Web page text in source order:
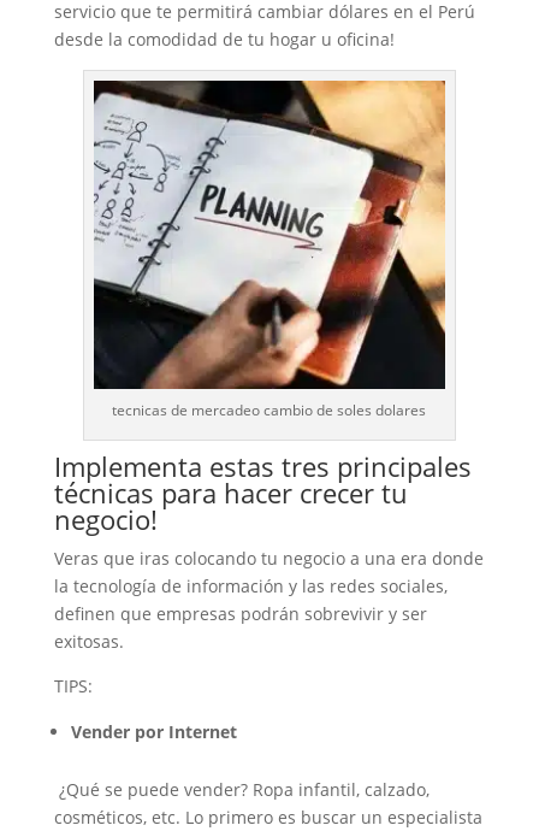
servicio que te permitirá cambiar dólares en el Perú
desde la comodidad de tu hogar u oficina!
tecnicas de mercadeo cambio de soles dolares
Implementa estas tres principales
técnicas para hacer crecer tu
negocio!
Veras que iras colocando tu negocio a una era donde
la tecnología de información y las redes sociales,
definen que empresas podrán sobrevivir y ser
exitosas.
TIPS:
Vender por Internet
¿Qué se puede vender? Ropa infantil, calzado,
cosméticos, etc. Lo primero es buscar un especialista